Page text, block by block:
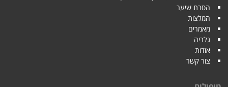
הסרת שיער
המלצות
מאמרים
גלריה
אודות
צור קשר